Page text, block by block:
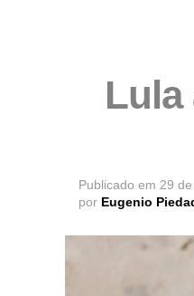
Lula
Publicado em 29
por Eugenio